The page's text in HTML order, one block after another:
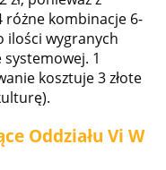
różne kombinacje 6-
ilości wygranych
1
kosztuje 3 złote
Oddziału Vi W